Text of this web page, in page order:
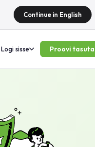
Continue in English
Logi sisse Proovi tasuta